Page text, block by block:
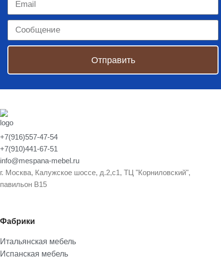
Отправить
+7(916)557-47-54
+7(910)441-67-51
info@mespana-mebel.ru
г. Москва, Калужское шоссе, д.2,с1, ТЦ "Корниловский",
павильон В15
Фабрики
Итальянская мебель
Испанская мебель